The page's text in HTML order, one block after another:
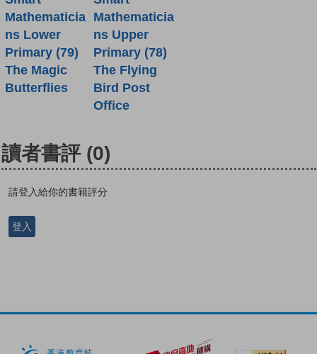
Mathematicia
ns Lower
Primary (79)
The Magic
Butterflies
Mathematicia
ns Upper
Primary (78)
The Flying
Bird Post
Office
讀者書評 (0)
請登入給你的書籍評分
登入